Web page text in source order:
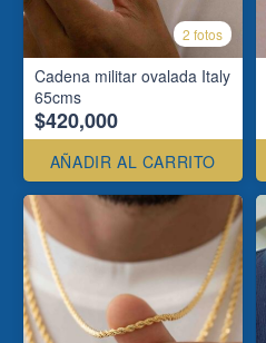
2 fotos
Cadena militar ovalada Italy
65cms
$420,000
AÑADIR AL CARRITO